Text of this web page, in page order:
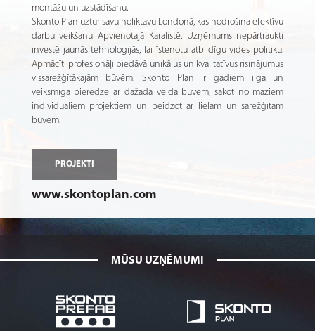
montāžu un uzstādīšanu.
Skonto Plan uztur savu noliktavu Londonā, kas nodrošina efektīvu
darbu veikšanu Apvienotajā Karalistē. Uzņēmums nepārtraukti
investē jaunās tehnoloģijās, lai īstenotu atbildīgu vides politiku.
Apmācīti profesionāļi piedāvā unikālus un kvalitatīvus risinājumus
vissarežģītākajām būvēm. Skonto Plan ir gadiem ilga un
veiksmīga pieredze ar dažāda veida būvēm, sākot no maziem
individuāliem projektiem un beidzot ar lielām un sarežģītām
būvēm.
PROJEKTI
www.skontoplan.com
MŪSU UZŅĒMUMI